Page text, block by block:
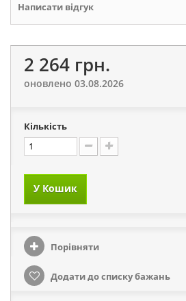
Написати відгук
2 264 грн.
оновлено 03.08.2026
Кількість
У Кошик
Порівняти
Додати до списку бажань